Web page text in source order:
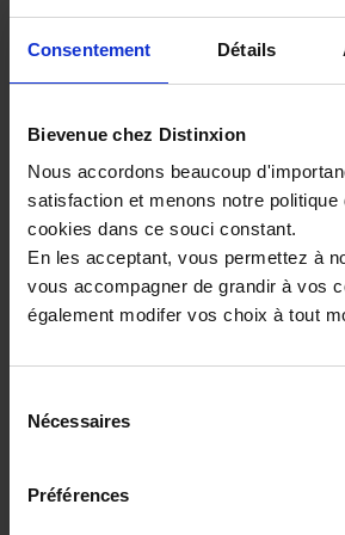
Consentement Détails
Bievenue chez Distinxion
Nous accordons beaucoup
satisfaction et menons notre politique
cookies dans ce souci constant.
En les acceptant, vous permettez à
vous accompagner de grandir à vos
également modifer vos choix à tout
Nécessaires
Préférences
RENAULT CAPTUR
20 km - 2025 - Essence
26 980€